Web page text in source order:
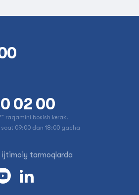
02 00
raqamini bosish kerak.
09:00 dan 18:00 gacha
ijtimoiy tarmoqlarda